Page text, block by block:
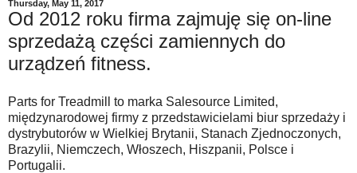
Thursday, May 11, 2017
Od 2012 roku firma zajmuję się on-line
sprzedażą części zamiennych do
urządzeń fitness.
Parts for Treadmill to marka Salesource Limited,
międzynarodowej firmy z przedstawicielami biur sprzedaży i
dystrybutorów w Wielkiej Brytanii, Stanach Zjednoczonych,
Brazylii, Niemczech, Włoszech, Hiszpanii, Polsce i
Portugalii.